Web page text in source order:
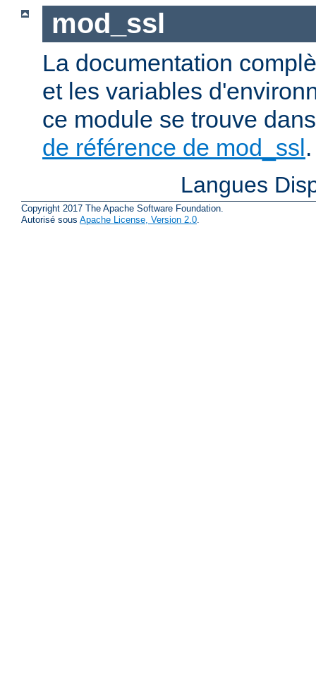
mod_ssl
La documentation
et les variables
ce module se trouve
de référence de mod_ssl.
Langues
Copyright 2017 The Apache Software Foundation.
Autorisé sous Apache License, Version 2.0.